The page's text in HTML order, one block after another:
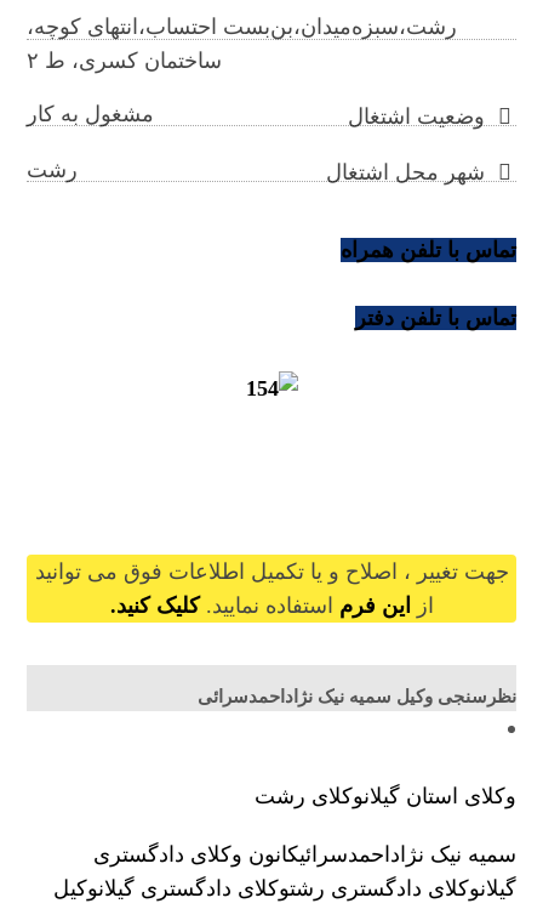
رشت،سبزه‌میدان،بن‌بست احتساب،انتهای کوچه،
ساختمان کسری، ط ۲
وضعیت اشتغال مشغول به کار
شهر محل اشتغال رشت
تماس با تلفن همراه
تماس با تلفن دفتر
جهت تغییر ، اصلاح و یا تکمیل اطلاعات فوق می توانید
از
این فرم استفاده نمایید. کلیک کنید.
نظرسنجی وکیل سمیه نیک نژاداحمدسرائی
وکلای استان گیلانوکلای رشت
سمیه نیک نژاداحمدسرائیکانون وکلای دادگستری
گیلانوکلای دادگستری رشتوکلای دادگستری گیلانوکیل